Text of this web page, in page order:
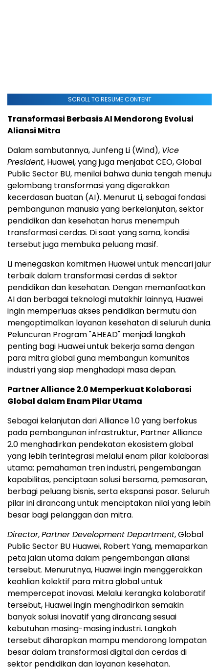
SCROLL TO RESUME CONTENT
Transformasi Berbasis AI Mendorong Evolusi
Aliansi Mitra
Dalam sambutannya, Junfeng Li (Wind), Vice
President, Huawei, yang juga menjabat CEO, Global
Public Sector BU, menilai bahwa dunia tengah menuju
gelombang transformasi yang digerakkan
kecerdasan buatan (AI). Menurut Li, sebagai fondasi
pembangunan manusia yang berkelanjutan, sektor
pendidikan dan kesehatan harus menempuh
transformasi cerdas. Di saat yang sama, kondisi
tersebut juga membuka peluang masif.
Li menegaskan komitmen Huawei untuk mencari jalur
terbaik dalam transformasi cerdas di sektor
pendidikan dan kesehatan. Dengan memanfaatkan
AI dan berbagai teknologi mutakhir lainnya, Huawei
ingin memperluas akses pendidikan bermutu dan
mengoptimalkan layanan kesehatan di seluruh dunia.
Peluncuran Program "AHEAD" menjadi langkah
penting bagi Huawei untuk bekerja sama dengan
para mitra global guna membangun komunitas
industri yang siap menghadapi masa depan.
Partner Alliance 2.0 Memperkuat Kolaborasi
Global dalam Enam Pilar Utama
Sebagai kelanjutan dari Alliance 1.0 yang berfokus
pada pembangunan infrastruktur, Partner Alliance
2.0 menghadirkan pendekatan ekosistem global
yang lebih terintegrasi melalui enam pilar kolaborasi
utama: pemahaman tren industri, pengembangan
kapabilitas, penciptaan solusi bersama, pemasaran,
berbagi peluang bisnis, serta ekspansi pasar. Seluruh
pilar ini dirancang untuk menciptakan nilai yang lebih
besar bagi pelanggan dan mitra.
Director,Partner Development Department, Global
Public Sector BU Huawei, Robert Yang, memaparkan
peta jalan utama dalam pengembangan aliansi
tersebut. Menurutnya, Huawei ingin menggerakkan
keahlian kolektif para mitra global untuk
mempercepat inovasi. Melalui kerangka kolaboratif
tersebut, Huawei ingin menghadirkan semakin
banyak solusi inovatif yang dirancang sesuai
kebutuhan masing-masing industri. Langkah
tersebut diharapkan mampu mendorong lompatan
besar dalam transformasi digital dan cerdas di
sektor pendidikan dan layanan kesehatan.